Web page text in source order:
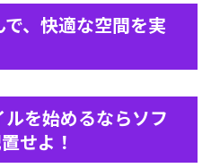
、快適な空間を実
を始めるならソフ
せよ！